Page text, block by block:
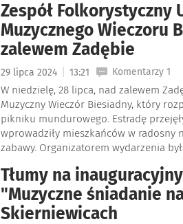
Zespół Folkorystyczny
Muzycznego Wieczoru
zalewem Zadębie
29 lipca 2024 13:21 Komentarzy 1
W niedzielę, 28 lipca, nad zalewem
Muzyczny Wieczór Biesiadny, który
pikniku mundurowego. Estradę
wprowadziły mieszkańców w radosny
zabawy. Organizatorem wydarzenia
Tłumy na
"Muzyczne śniadanie
Skierniewicach